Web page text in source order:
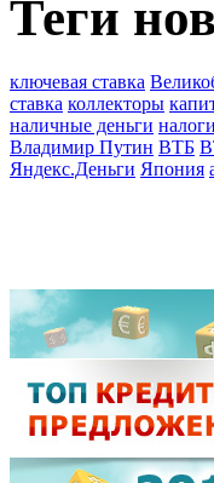
Теги
ключевая ставка
ставка коллекторы
наличные деньги налоги
Владимир Путин ВТБ
Яндекс.Деньги Япония